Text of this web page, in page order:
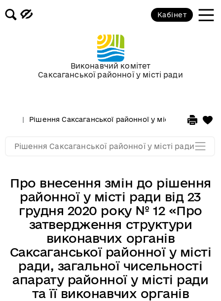
Виконавчий комітет
Саксаганської районної у місті ради
Кабінет
Рішення Саксаганської районної у місті ради
Про внесення змін до рішення
районної у місті ради від 23
грудня 2020 року № 12 «Про
затвердження структури
виконавчих органів
Саксаганської районної у місті
ради, загальної чисельності
апарату районної у місті ради
та її виконавчих органів
Рішення Саксаганської районної у місті ради
Сесії у 2012 році